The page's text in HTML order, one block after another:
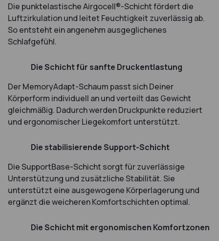
Die punktelastische Airgocell®-Schicht fördert die
Luftzirkulation und leitet Feuchtigkeit zuverlässig ab.
So entsteht ein angenehm ausgeglichenes
Schlafgefühl.
Die Schicht für sanfte Druckentlastung
Der MemoryAdapt-Schaum passt sich Deiner
Körperform individuell an und verteilt das Gewicht
gleichmäßig. Dadurch werden Druckpunkte reduziert
und ergonomischer Liegekomfort unterstützt.
Die stabilisierende Support-Schicht
Die SupportBase-Schicht sorgt für zuverlässige
Unterstützung und zusätzliche Stabilität. Sie
unterstützt eine ausgewogene Körperlagerung und
ergänzt die weicheren Komfortschichten optimal.
Die Schicht mit ergonomischen Komfortzonen